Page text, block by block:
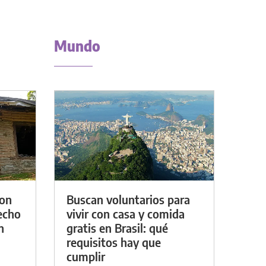
Mundo
Buscan voluntarios para
vivir con casa y comida
gratis en Brasil: qué
requisitos hay que
cumplir